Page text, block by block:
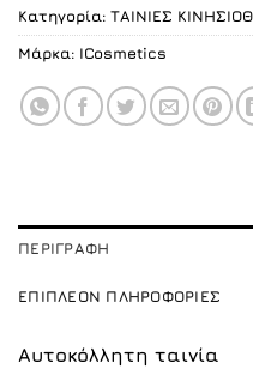
Κατηγορία: ΤΑΙΝΙΕΣ
Μάρκα: ICosmetics
ΠΕΡΙΓΡΑΦΉ
ΕΠΙΠΛΈΟΝ ΠΛΗΡΟΦΟΡΊΕΣ
Αυτοκόλλητη ταινία